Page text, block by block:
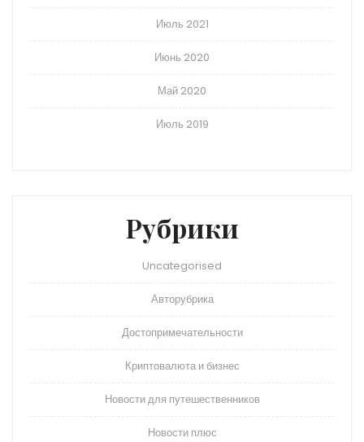
Июль 2021
Июнь 2020
Май 2020
Июль 2019
Рубрики
Uncategorised
Авторубрика
Достопримечательности
Криптовалюта и бизнес
Новости для путешественников
Новости плюс